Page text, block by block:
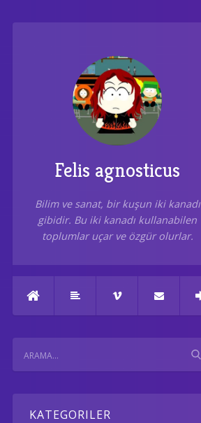
Felis agnosticus
Bilim ve sanat, bir kuşun iki kanadı
gibidir. Bu iki kanadı kullanabilen
toplumlar uçar ve özgür olurlar.
KATEGORILER